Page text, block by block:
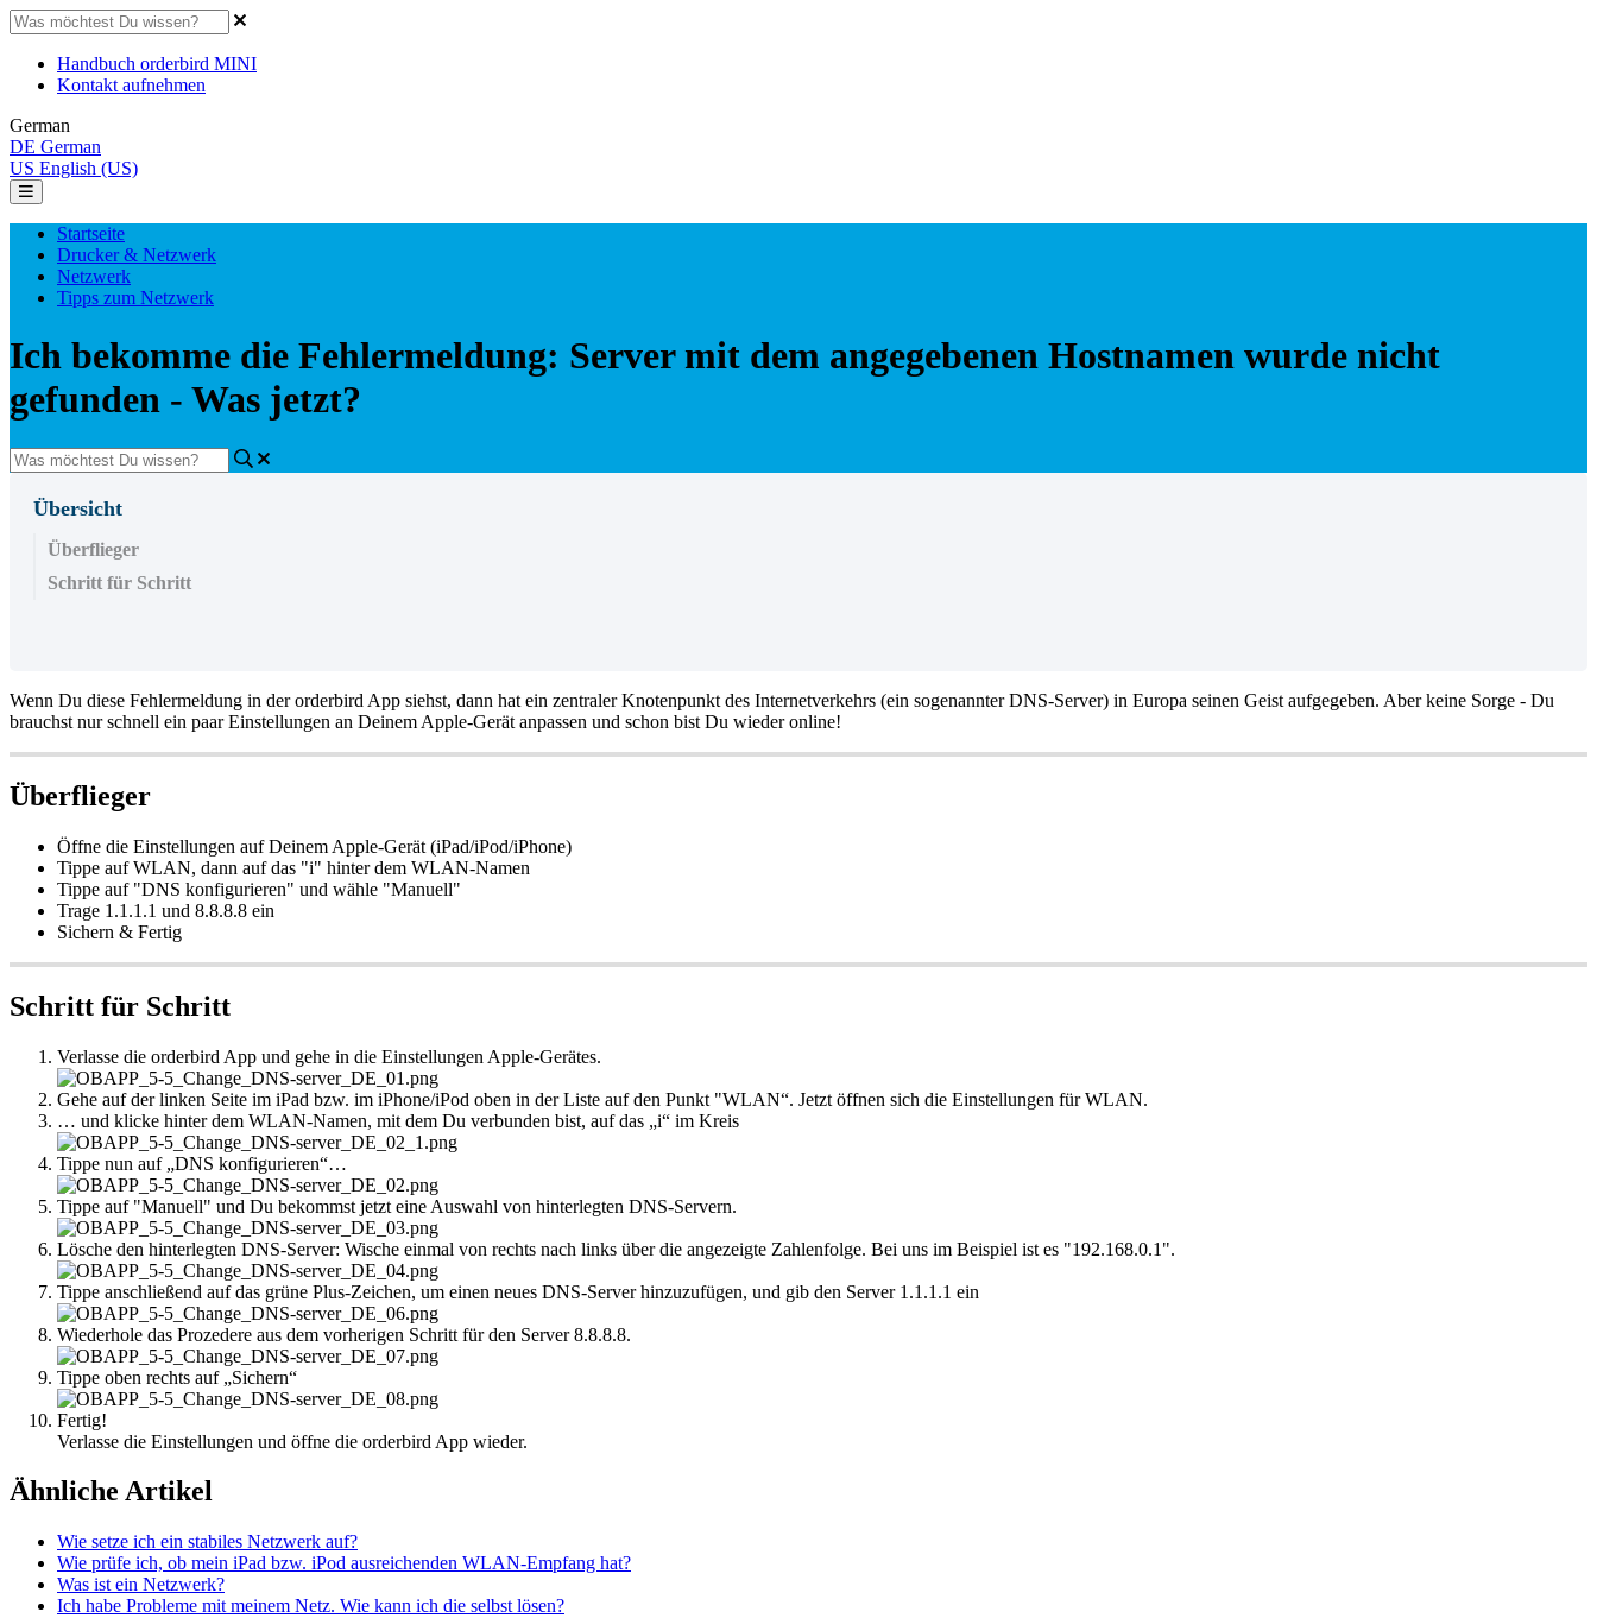
Handbuch orderbird MINI
Kontakt aufnehmen
German
DE German
US English (US)
Startseite
Drucker & Netzwerk
Netzwerk
Tipps zum Netzwerk
Ich bekomme die Fehlermeldung: Server mit dem angegebenen Hostnamen wurde nicht
gefunden - Was jetzt?
Übersicht
Überflieger
Schritt für Schritt
Wenn Du diese Fehlermeldung in der orderbird App siehst, dann hat ein zentraler Knotenpunkt des Internetverkehrs (ein sogenannter DNS-Server) in Europa seinen Geist aufgegeben. Aber keine Sorge - Du
brauchst nur schnell ein paar Einstellungen an Deinem Apple-Gerät anpassen und schon bist Du wieder online!
Überflieger
Öffne die Einstellungen auf Deinem Apple-Gerät (iPad/iPod/iPhone)
Tippe auf WLAN, dann auf das "i" hinter dem WLAN-Namen
Tippe auf "DNS konfigurieren" und wähle "Manuell"
Trage 1.1.1.1 und 8.8.8.8 ein
Sichern & Fertig
Schritt für Schritt
Verlasse die orderbird App und gehe in die Einstellungen Apple-Gerätes.
Gehe auf der linken Seite im iPad bzw. im iPhone/iPod oben in der Liste auf den Punkt "WLAN“. Jetzt öffnen sich die Einstellungen für WLAN.
… und klicke hinter dem WLAN-Namen, mit dem Du verbunden bist, auf das „i“ im Kreis
Tippe nun auf „DNS konfigurieren“…
Tippe auf "Manuell" und Du bekommst jetzt eine Auswahl von hinterlegten DNS-Servern.
Lösche den hinterlegten DNS-Server: Wische einmal von rechts nach links über die angezeigte Zahlenfolge. Bei uns im Beispiel ist es "192.168.0.1".
Tippe anschließend auf das grüne Plus-Zeichen, um einen neues DNS-Server hinzuzufügen, und gib den Server 1.1.1.1 ein
Wiederhole das Prozedere aus dem vorherigen Schritt für den Server 8.8.8.8.
Tippe oben rechts auf „Sichern“
Fertig!
Verlasse die Einstellungen und öffne die orderbird App wieder.
Ähnliche Artikel
Wie setze ich ein stabiles Netzwerk auf?
Wie prüfe ich, ob mein iPad bzw. iPod ausreichenden WLAN-Empfang hat?
Was ist ein Netzwerk?
Ich habe Probleme mit meinem Netz. Wie kann ich die selbst lösen?